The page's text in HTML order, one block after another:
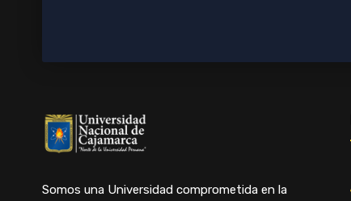
Somos una Universidad comprometida en la